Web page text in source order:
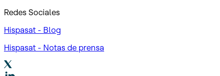
Redes Sociales
Hispasat - Blog
Hispasat - Notas de prensa